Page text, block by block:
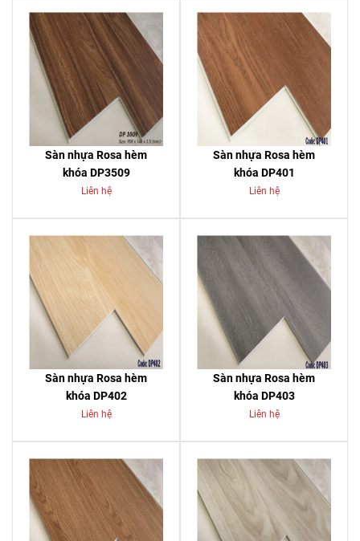
Sàn nhựa Rosa hèm
khóa DP3509
Liên hệ
Sàn nhựa Rosa hèm
khóa DP401
Liên hệ
Sàn nhựa Rosa hèm
khóa DP402
Liên hệ
Sàn nhựa Rosa hèm
khóa DP403
Liên hệ